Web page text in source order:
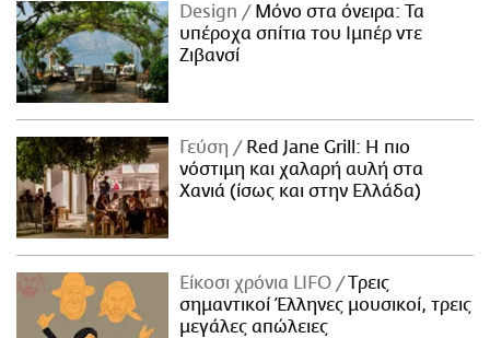
Design
Μόνο στα όνειρα: Τα
υπέροχα σπίτια του Ιμπέρ ντε
Ζιβανσί
Γεύση
Red Jane Grill: Η πιο
νόστιμη και χαλαρή αυλή στα
Χανιά (ίσως και στην Ελλάδα)
Είκοσι χρόνια LIFO
Tρεις
σημαντικοί Έλληνες μουσικοί, τρεις
μεγάλες απώλειες